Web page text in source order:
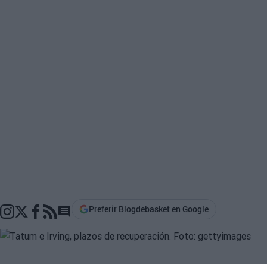
Go to comments section
Preferir Blogdebasket en Google